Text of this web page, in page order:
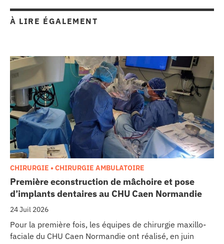
À LIRE ÉGALEMENT
Première econstruction de mâchoire et pose
d’implants dentaires au CHU Caen Normandie
24 Juil 2026
CHIRURGIE • CHIRURGIE AMBULATOIRE
Pour la première fois, les équipes de chirurgie maxillo-
faciale du CHU Caen Normandie ont réalisé, en juin